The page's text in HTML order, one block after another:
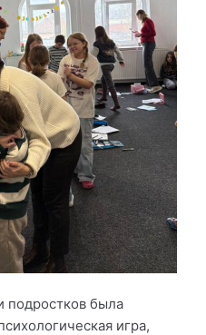
подростков была
игра,